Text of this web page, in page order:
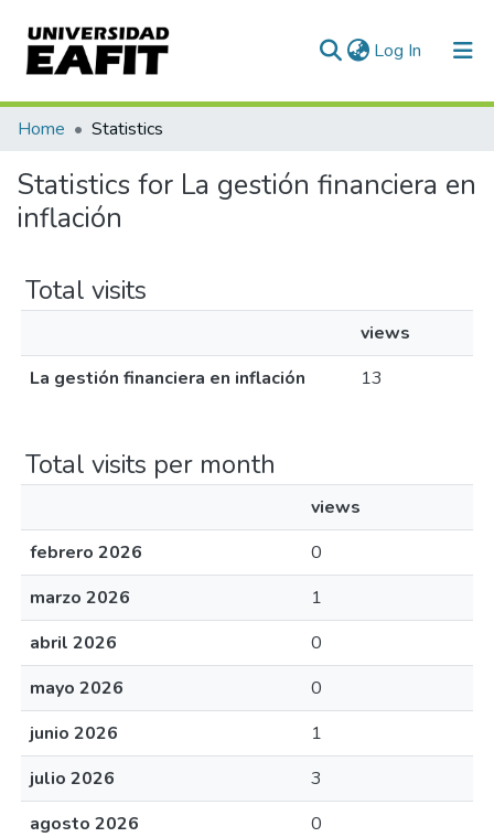
Log In (current)
Communities & Collections
All of DSpace
Home Statistics
Statistics for La gestión financiera en
inflación
Total visits
views
La gestión financiera en inflación
13
Total visits per month
views
febrero 2026
0
marzo 2026
1
abril 2026
0
mayo 2026
0
junio 2026
1
julio 2026
3
agosto 2026
0